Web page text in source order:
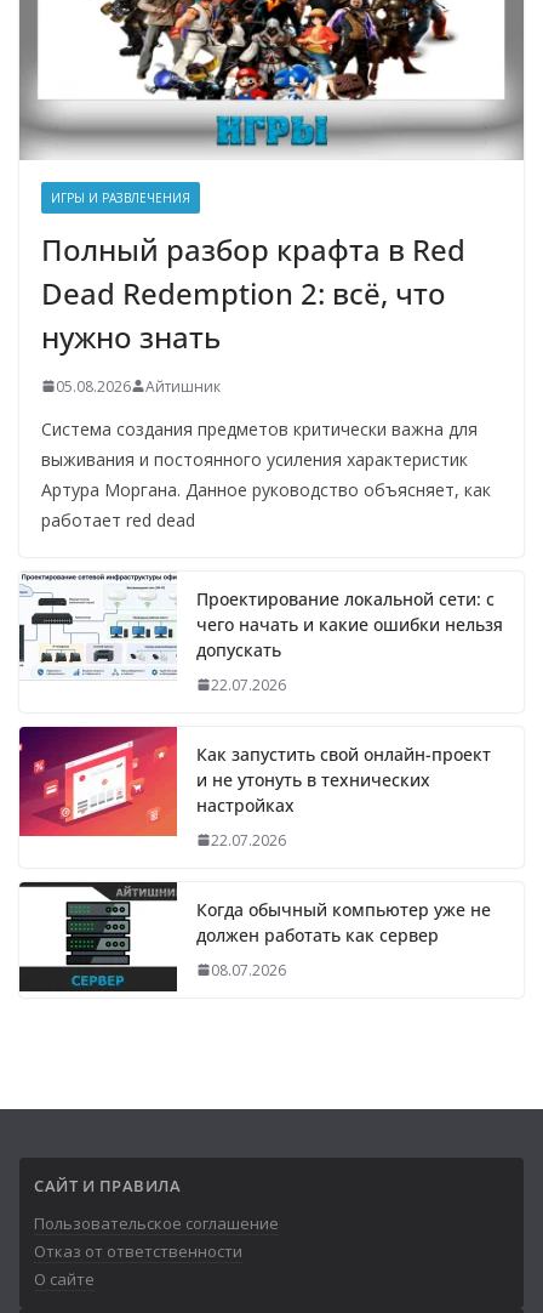
ИГРЫ И РАЗВЛЕЧЕНИЯ
Полный разбор крафта в Red
Dead Redemption 2: всё, что
нужно знать
05.08.2026 Айтишник
Система создания предметов критически важна для
выживания и постоянного усиления характеристик
Артура Моргана. Данное руководство объясняет, как
работает red dead
Проектирование локальной сети: с
чего начать и какие ошибки нельзя
допускать
22.07.2026
Как запустить свой онлайн-проект
и не утонуть в технических
настройках
22.07.2026
Когда обычный компьютер уже не
должен работать как сервер
08.07.2026
САЙТ И ПРАВИЛА
Пользовательское соглашение
Отказ от ответственности
О сайте